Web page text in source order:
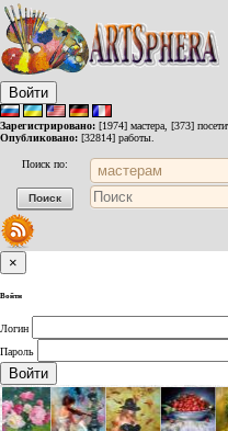
Войти
Зарегистрировано: [1974] мастера, [373]
Опубликовано: [32814] работы.
Поиск по:
×
Войти
Логин
Пароль
Войти